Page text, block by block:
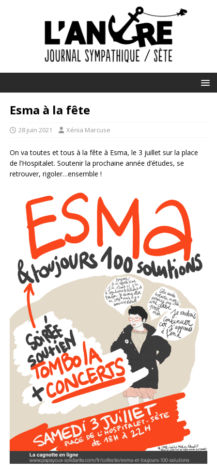
Esma à la fête
28 juin 2021 Xénia Marcuse
On va toutes et tous à la fête à Esma, le 3 juillet sur la place
de l’Hospitalet. Soutenir la prochaine année d’études, se
retrouver, rigoler…ensemble !